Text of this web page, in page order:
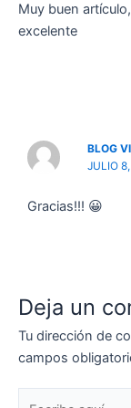
Muy buen
excelente
BLOG
JULIO
Gracias!!! 😀
Deja un
Tu dirección de
campos